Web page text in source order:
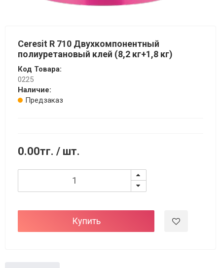
Ceresit R 710 Двухкомпонентный
полиуретановый клей (8,2 кг+1,8 кг)
Код Товара:
0225
Наличие:
Предзаказ
0.00тг. / шт.
Купить